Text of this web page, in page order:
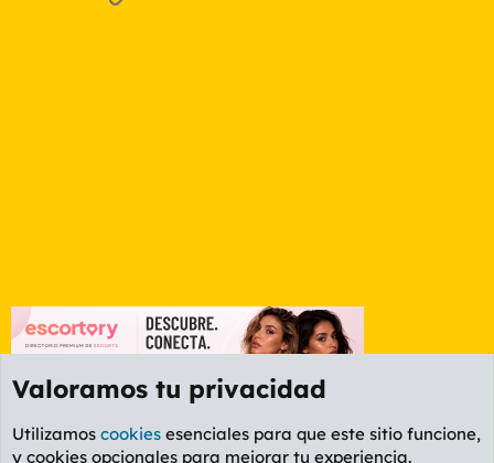
Foro General
Valoramos tu privacidad
Utilizamos cookies esenciales para que este sitio funcione,
y cookies opcionales para mejorar tu experiencia.